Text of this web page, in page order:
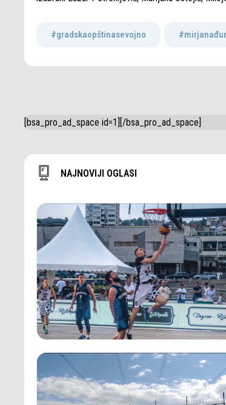
#gradskaopštinasevojno
[bsa_pro_ad_space id=1][/bsa_pro_ad_space]
NAJNOVIJI OGLASI